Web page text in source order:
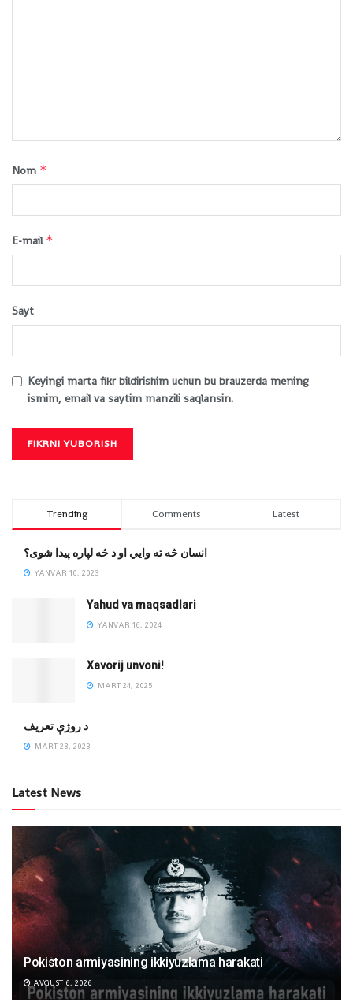
Nom *
E-mail *
Sayt
Keyingi marta fikr bildirishim uchun bu brauzerda mening
ismim, email va saytim manzili saqlansin.
Trending Comments Latest
انسان څه ته وایي او د څه لپاره پیدا شوی؟
YANVAR 10, 2023
Yahud va maqsadlari
YANVAR 16, 2024
Xavorij unvoni!
MART 24, 2025
‌د روژې تعریف
MART 28, 2023
Latest News
Pokiston armiyasining ikkiyuzlama harakati
AVGUST 6, 2026